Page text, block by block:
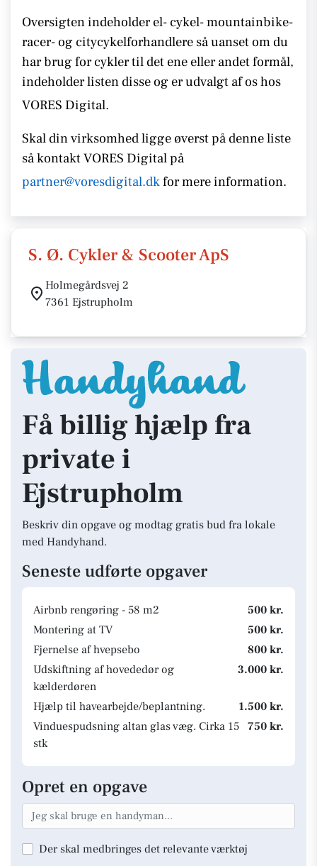
Oversigten indeholder el- cykel- mountainbike-
racer- og citycykelforhandlere så uanset om du
har brug for cykler til det ene eller andet formål,
indeholder listen disseog er udvalgt af os hos
VORES Digital.
Skal din virksomhed ligge øverst på denne liste
så kontaktVORES Digital på
partner@voresdigital.dkfor mere information.
S. Ø. Cykler & Scooter ApS
Holmegårdsvej 2
7361 Ejstrupholm
Få billig hjælp fra
private i
Ejstrupholm
Beskriv din opgave og modtag gratis bud fra lokale
med Handyhand.
Seneste udførte opgaver
Airbnb rengøring - 58 m2
500 kr.
Montering at TV
500 kr.
Fjernelse af hvepsebo
800 kr.
Udskiftning af hovededør og
kælderdøren
3.000 kr.
Hjælp til havearbejde/beplantning.
1.500 kr.
Vinduespudsning altan glas væg. Cirka 15
stk
750 kr.
Opret en opgave
Der skal medbringes det relevante værktøj